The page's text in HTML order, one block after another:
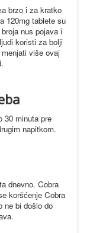
brzo i za kratko
120mg tablete su
nus pojava i
koristi za bolji
više ovaj
30 minuta pre
napitkom.
dnevno. Cobra
koršćenje Cobra
ne bi došlo do